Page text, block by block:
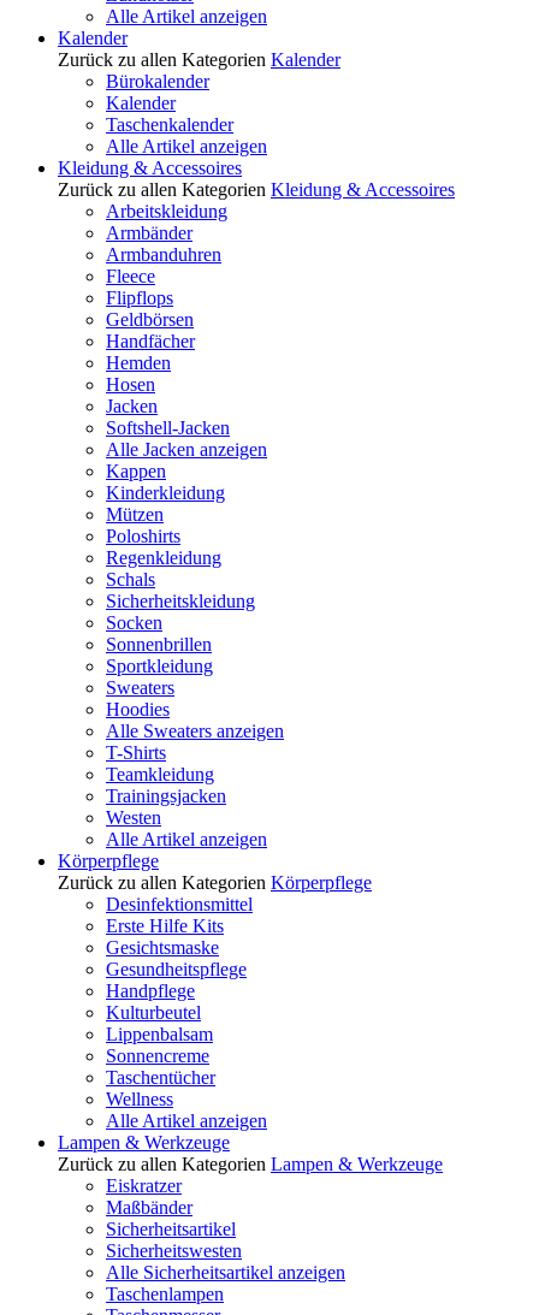
Alle Artikel anzeigen
Kalender
Zurück zu allen Kategorien Kalender
Bürokalender
Kalender
Taschenkalender
Alle Artikel anzeigen
Kleidung & Accessoires
Zurück zu allen Kategorien Kleidung & Accessoires
Arbeitskleidung
Armbänder
Armbanduhren
Fleece
Flipflops
Geldbörsen
Handfächer
Hemden
Hosen
Jacken
Softshell-Jacken
Alle Jacken anzeigen
Kappen
Kinderkleidung
Mützen
Poloshirts
Regenkleidung
Schals
Sicherheitskleidung
Socken
Sonnenbrillen
Sportkleidung
Sweaters
Hoodies
Alle Sweaters anzeigen
T-Shirts
Teamkleidung
Trainingsjacken
Westen
Alle Artikel anzeigen
Körperpflege
Zurück zu allen Kategorien Körperpflege
Desinfektionsmittel
Erste Hilfe Kits
Gesichtsmaske
Gesundheitspflege
Handpflege
Kulturbeutel
Lippenbalsam
Sonnencreme
Taschentücher
Wellness
Alle Artikel anzeigen
Lampen & Werkzeuge
Zurück zu allen Kategorien Lampen & Werkzeuge
Eiskratzer
Maßbänder
Sicherheitsartikel
Sicherheitswesten
Alle Sicherheitsartikel anzeigen
Taschenlampen